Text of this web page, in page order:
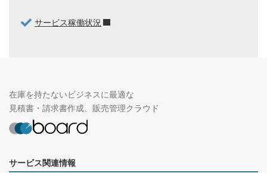
サービス稼働状況
在庫を持たないビジネスに最適な
見積書・請求書作成、販売管理クラウド
サービス関連情報